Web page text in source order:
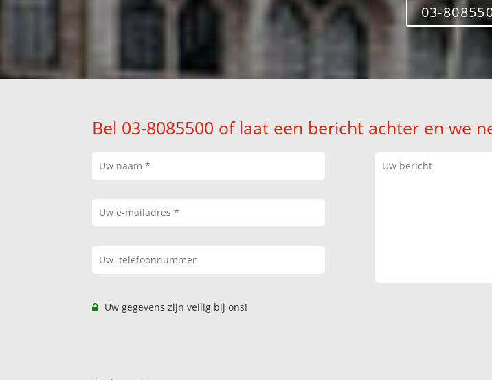
03-
Bel 03-8085500 of laat een bericht achter en we
Uw gegevens zijn veilig bij ons!